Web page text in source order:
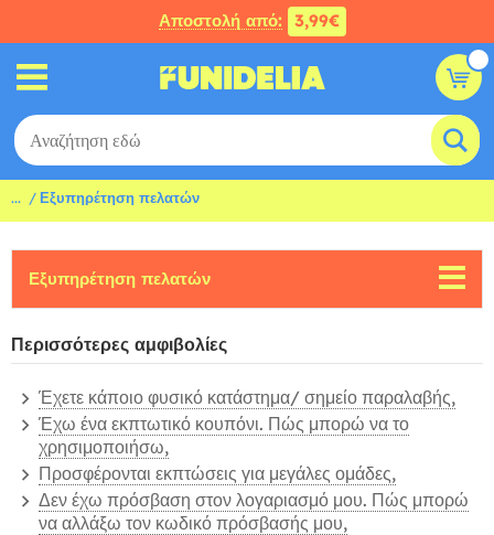
Αποστολή από: 3,99€
... Εξυπηρέτηση πελατών
Εξυπηρέτηση πελατών
Περισσότερες αμφιβολίες
Έχετε κάποιο φυσικό κατάστημα/ σημείο παραλαβής,
Έχω ένα εκπτωτικό κουπόνι. Πώς μπορώ να το
χρησιμοποιήσω,
Προσφέρονται εκπτώσεις για μεγάλες ομάδες,
Δεν έχω πρόσβαση στον λογαριασμό μου. Πώς μπορώ
να αλλάξω τον κωδικό πρόσβασής μου,